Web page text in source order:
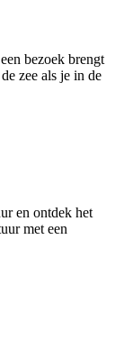
bezoek brengt
zee als je in de
en ontdek het
met een